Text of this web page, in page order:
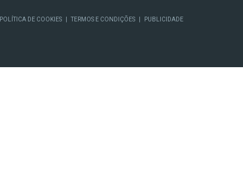
POLÍTICA DE COOKIES TERMOS E CONDIÇÕES PUBLICIDADE